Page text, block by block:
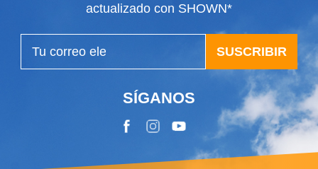
actualizado con SHOWN*
SUSCRIBIR
SÍGANOS